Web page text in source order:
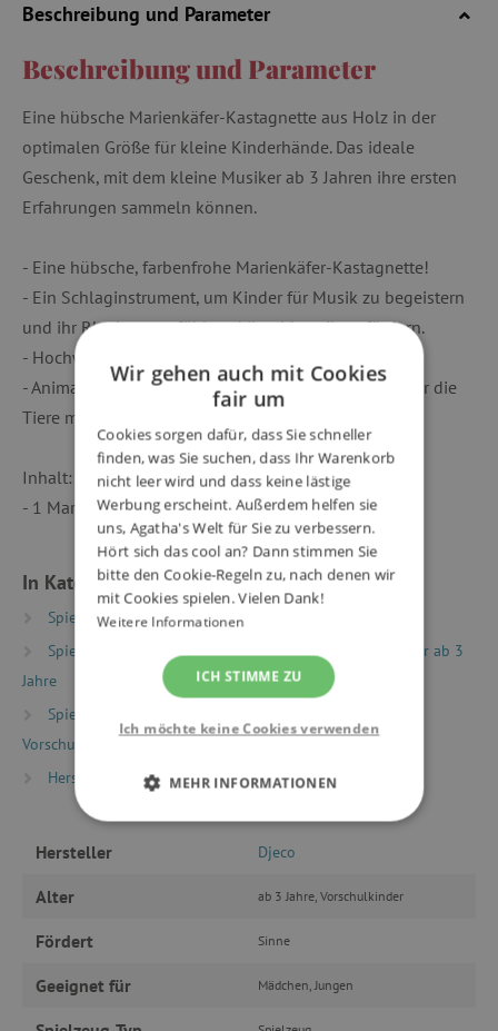
Beschreibung und Parameter
Beschreibung und Parameter
Eine hübsche Marienkäfer-Kastagnette aus Holz in der
optimalen Größe für kleine Kinderhände. Das ideale
Geschenk, mit dem kleine Musiker ab 3 Jahren ihre ersten
Erfahrungen sammeln können.
- Eine hübsche, farbenfrohe Marienkäfer-Kastagnette!
- Ein Schlaginstrument, um Kinder für Musik zu begeistern
und ihr Rhythmusgefühl und ihre Motorik zu fördern.
- Hochwertige Materialien.
- Animambo, eine schöne und farbenfrohe Welt, in der die
Tiere mit Pauken und Trompeten vorbeiziehen.
Inhalt:
- 1 Marienkäfer-Kastagnette aus Holz
In Kategorien eingeteilt
Spielzeug nach Typ
Musikspielzeug
Spielzeug nach Alter
Spiele & Spielzeug für Kinder ab 3
Jahre
Spielzeug nach Alter
Vorschulkinder (Alter 5+)
Hersteller
Djeco
Hersteller Djeco
Alter ab 3 Jahre, Vorschulkinder
Fördert Sinne
Geeignet für Mädchen, Jungen
Wir gehen auch mit Cookies
fair um
Cookies sorgen dafür, dass Sie schneller
finden, was Sie suchen, dass Ihr Warenkorb
nicht leer wird und dass keine lästige
Werbung erscheint. Außerdem helfen sie
uns, Agatha's Welt für Sie zu verbessern.
Hört sich das cool an? Dann stimmen Sie
bitte den Cookie-Regeln zu, nach denen wir
mit Cookies spielen. Vielen Dank!
Weitere Informationen
ICH STIMME ZU
Ich möchte keine Cookies verwenden
MEHR INFORMATIONEN
UNBEDINGT ERFORDERLICH
FUNKTIONALITÄT